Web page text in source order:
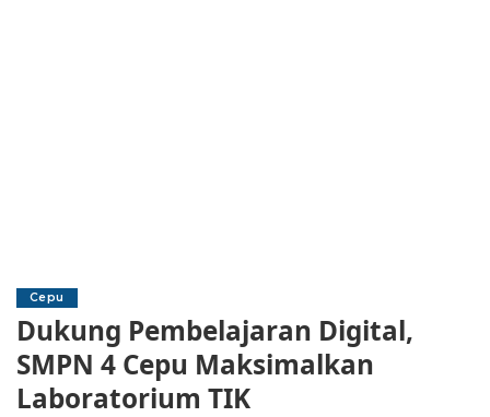
Cepu
Dukung Pembelajaran Digital,
SMPN 4 Cepu Maksimalkan
Laboratorium TIK